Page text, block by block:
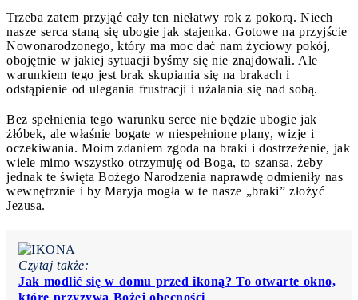
Trzeba zatem przyjąć cały ten niełatwy rok z pokorą. Niech
nasze serca staną się ubogie jak stajenka. Gotowe na przyjście
Nowonarodzonego, który ma moc dać nam życiowy pokój,
obojętnie w jakiej sytuacji byśmy się nie znajdowali. Ale
warunkiem tego jest brak skupiania się na brakach i
odstąpienie od ulegania frustracji i użalania się nad sobą.
Bez spełnienia tego warunku serce nie będzie ubogie jak
żłóbek, ale właśnie bogate w niespełnione plany, wizje i
oczekiwania. Moim zdaniem zgoda na braki i dostrzeżenie, jak
wiele mimo wszystko otrzymuję od Boga, to szansa, żeby
jednak te święta Bożego Narodzenia naprawdę odmieniły nas
wewnętrznie i by Maryja mogła w te nasze „braki” złożyć
Jezusa.
Czytaj także:
Jak modlić się w domu przed ikoną? To otwarte okno,
które przyzywa Bożej obecności